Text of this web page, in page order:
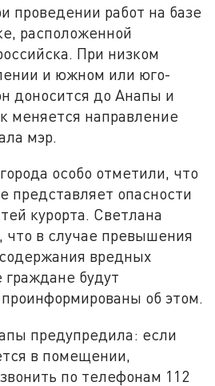
проведении работ на базе
расположенной
При низком
и южном или юго-
доносится до Анапы и
меняется направление
мэр.
особо отметили, что
представляет опасности
курорта. Светлана
что в случае превышения
вредных
граждане будут
об этом.
предупредила: если
в помещении,
по телефонам 112